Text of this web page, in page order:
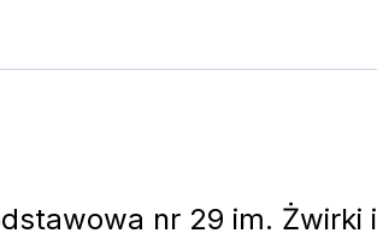
nr 29 im. Żwirki i